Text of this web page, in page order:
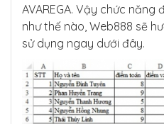
AVAREGA. Vậy chức
như thế nào, Web888 sẽ
sử dụng ngay dưới đây.